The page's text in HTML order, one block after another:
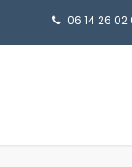
06 14 26 02